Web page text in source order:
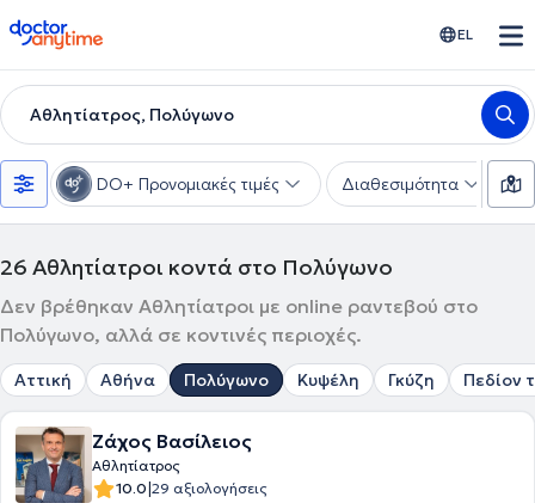
doctoranytime EL
Αθλητίατρος, Πολύγωνο
DO+ Προνομιακές τιμές Διαθεσιμότητα
26 Αθλητίατροι κοντά στο Πολύγωνο
Δεν βρέθηκαν Αθλητίατροι με online ραντεβού στο
Πολύγωνο, αλλά σε κοντινές περιοχές.
Αττική Αθήνα Πολύγωνο Κυψέλη Γκύζη Πεδίον
Ζάχος Βασίλειος
Αθλητίατρος
10.0|29 αξιολογήσεις